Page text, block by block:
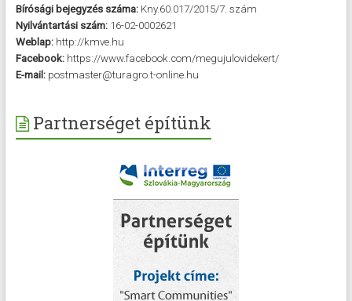
Bírósági bejegyzés száma:Kny.60.017/2015/7. szám
Nyilvántartási szám:16-02-0002621
Weblap:http://kmve.hu
Facebook:https://www.facebook.com/megujulovidekert/
E-mail: postmaster@turagro.t-online.hu
Partnerséget építünk